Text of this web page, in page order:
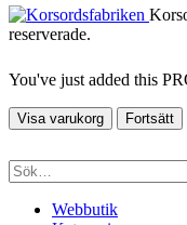
reserverade.
You've just added this
Visa varukorg Fortsätt
Webbutik